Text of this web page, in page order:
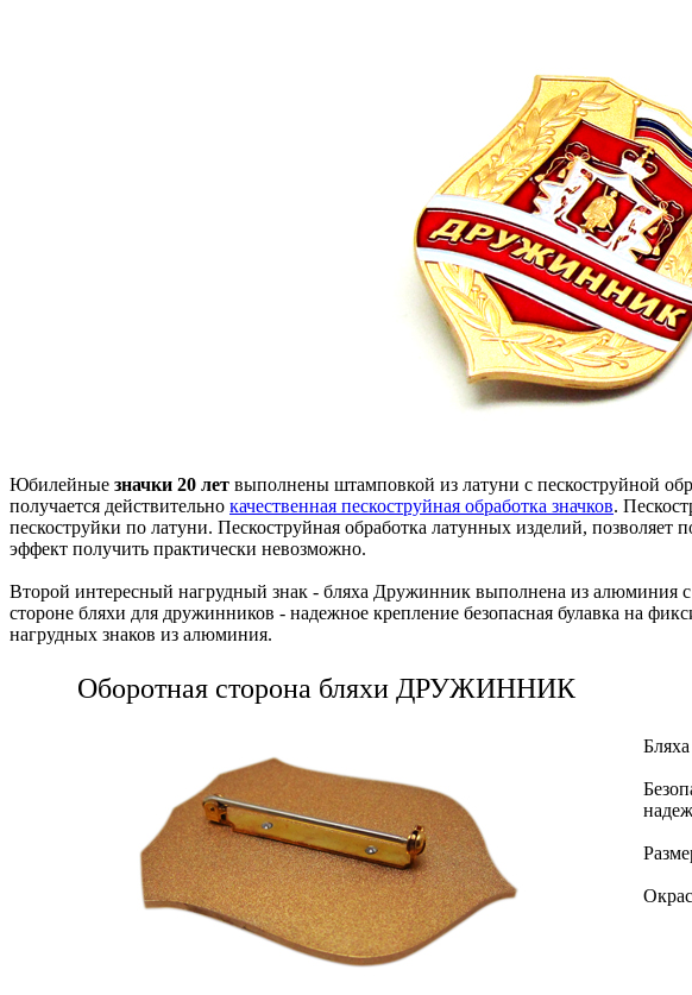
Юбилейные значки 20 лет выполнены штамповкой из латуни с пескоструйной
получается действительно качественная пескоструйная обработка значков.
пескоструйки по латуни. Пескоструйная обработка латунных изделий,
эффект получить практически невозможно.
Второй интересный нагрудный знак - бляха Дружинник выполнена из алюминия
стороне бляхи для дружинников - надежное крепление безопасная булавка на
нагрудных знаков из алюминия.
Оборотная сторона бляхи ДРУЖИННИК